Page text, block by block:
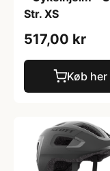
Str. XS
517,00 kr
Køb her